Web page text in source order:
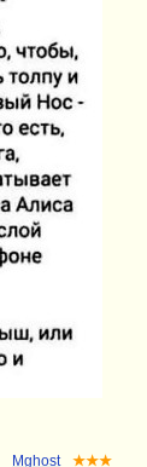
Mghost ★★★